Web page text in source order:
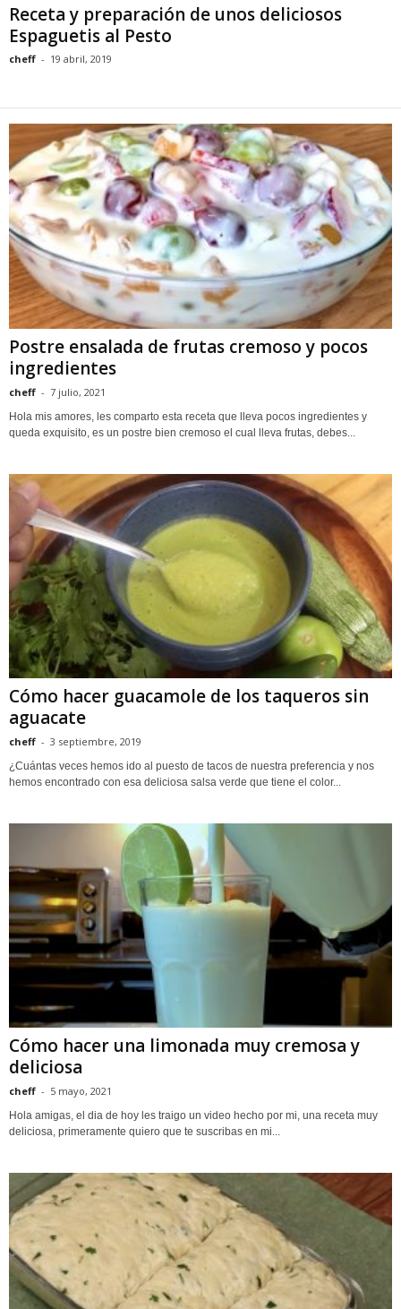
Receta y preparación de unos deliciosos
Espaguetis al Pesto
cheff - 19 abril, 2019
Postre ensalada de frutas cremoso y pocos
ingredientes
cheff - 7 julio, 2021
Hola mis amores, les comparto esta receta que lleva pocos ingredientes y
queda exquisito, es un postre bien cremoso el cual lleva frutas, debes...
Cómo hacer guacamole de los taqueros sin
aguacate
cheff - 3 septiembre, 2019
¿Cuántas veces hemos ido al puesto de tacos de nuestra preferencia y nos
hemos encontrado con esa deliciosa salsa verde que tiene el color...
Cómo hacer una limonada muy cremosa y
deliciosa
cheff - 5 mayo, 2021
Hola amigas, el dia de hoy les traigo un video hecho por mi, una receta muy
deliciosa, primeramente quiero que te suscribas en mi...